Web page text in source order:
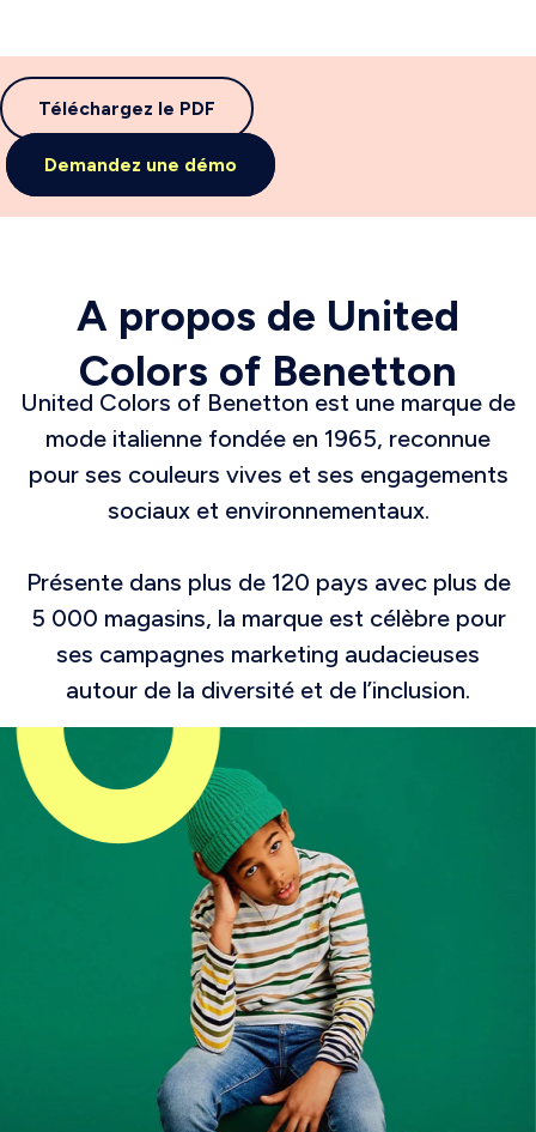
Téléchargez le PDF
Demandez une démo
A propos de United
Colors of Benetton
United Colors of Benetton est une marque de
mode italienne fondée en 1965, reconnue
pour ses couleurs vives et ses engagements
sociaux et environnementaux.
Présente dans plus de 120 pays avec plus de
5 000 magasins, la marque est célèbre pour
ses campagnes marketing audacieuses
autour de la diversité et de l’inclusion.